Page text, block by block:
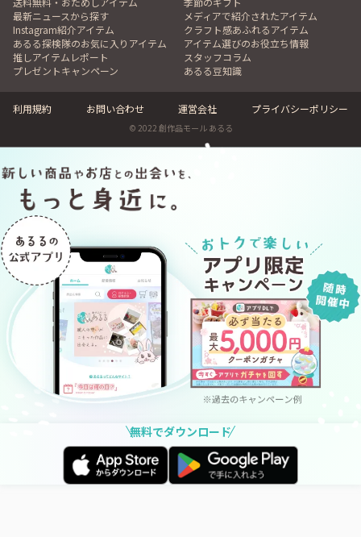
最新ニュースから探す
メディアで紹介されたアイテム
Instagram紹介アイテム
クラフト感あふれるアイテム
あるる探検隊のお気に入りアイテム
アイテム選びのお役立ち情報
推しアイテムレポート
スタッフコラム
プレゼントキャンペーン
あるる豆知識
利用規約 お問い合わせ 運営会社 プライバシーポリシー
© 2022 創作品モール あるる
無料でダウンロード